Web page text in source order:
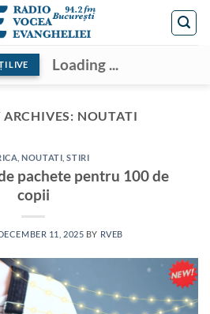
LIVE Loading ...
ARCHIVES: NOUTATI
,NOUTATI ,STIRI
pachete pentru 100 de
copii
11, 2025 BY RVEB